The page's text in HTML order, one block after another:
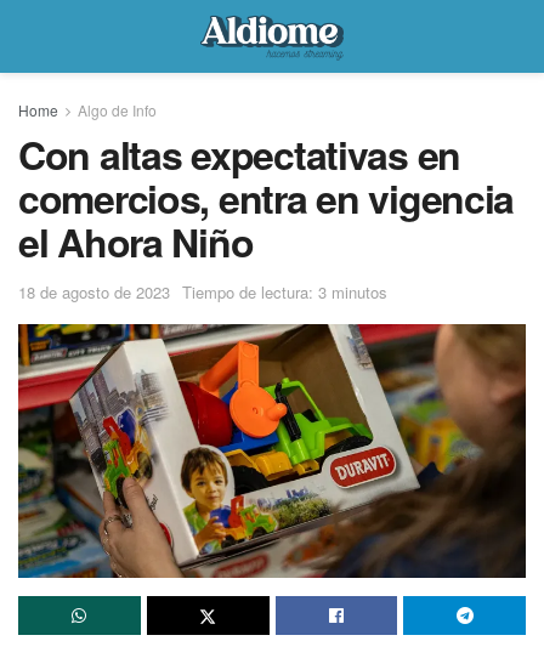
Home Algo de Info
Con altas expectativas en
comercios, entra en vigencia
el Ahora Niño
18 de agosto de 2023 Tiempo de lectura: 3 minutos